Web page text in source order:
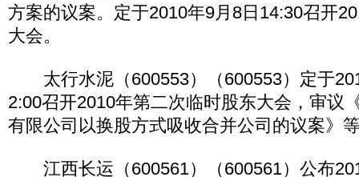
方案的议案。定于2010年9月8日14:30召开
大会。
太行水泥（600553）（600553）定于
2:00召开2010年第二次临时股东大会，审议
有限公司以换股方式吸收合并公司的议案》
江西长运（600561）（600561）公布